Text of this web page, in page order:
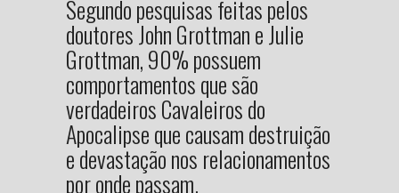
Segundo pesquisas feitas pelos
doutores John Grottman e Julie
Grottman, 90% possuem
comportamentos que são
verdadeiros Cavaleiros do
Apocalipse que causam destruição
e devastação nos relacionamentos
por onde passam.